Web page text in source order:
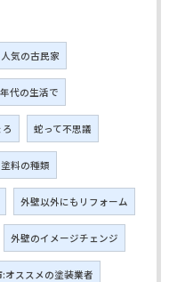
気の古民家
代の生活で
蛇って不思議
料の種類
外壁以外にもリフォーム
外壁のイメージチェンジ
:オススメの塗装業者